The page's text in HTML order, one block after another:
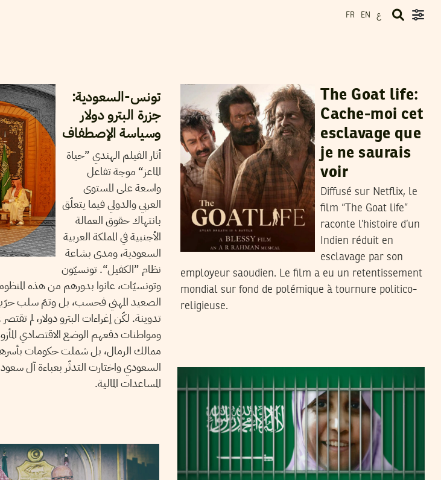
FR EN ع
تونس-السعودية:
جزرة البترو دولار
وسياسة الإصطفاف
أثار الفيلم الهندي ”حياة
الماعز“ موجة تفاعل
واسعة على المستوى
العربي والدولي فيما يتعلّق
بانتهاك حقوق العمالة
الأجنبية في المملكة العربية
السعودية، ومدى بشاعة
نظام ”الكفيل“. تونسيّون
وتونسيّات، عانوا بدورهم من هذه
الصعيد المهني فحسب، بل وتمّ سلب
تدوينة. لكّن إغراءات البترو دولار، لم
ومواطنات دفعهم الوضع الاقتصادي
ممالك الرمال، بل شملت حكومات
السعودي واختارت التدثّر بعباءة آل
المساعدات المالية.
The Goat life:
Cache-moi cet
esclavage que
je ne saurais
voir
Diffusé sur Netflix, le
film “The Goat life”
raconte l’histoire d’un
Indien réduit en
esclavage par son
employeur saoudien. Le film a eu un retentissement
mondial sur fond de polémique à tournure politico-
religieuse.